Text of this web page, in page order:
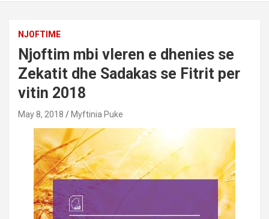
NJOFTIME
Njoftim mbi vleren e dhenies se
Zekatit dhe Sadakas se Fitrit per
vitin 2018
May 8, 2018 Myftinia Puke